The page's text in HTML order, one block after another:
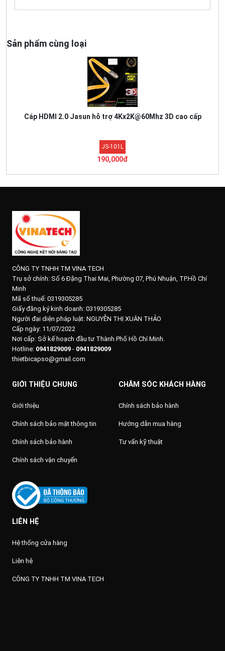
Sản phẩm cùng loại
Cáp HDMI 2.0 Jasun hỗ trợ 4Kx2K@60Mhz 3D cao cấp
JS-101L
190,000đ
CÔNG TY TNHH TM VINA TECH
Trụ sở chính: Số 6 Đặng Thai Mai, Phường 07, Phú Nhuận, TP.Hồ Chí
Minh
Mã số thuế: 0319305285
Giấy đăng ký kinh doanh: 0319305285
Người đại diện pháp luật: NGUYỄN THỊ XUÂN THẢO
Cấp ngày: 11/07/2022
Nơi cấp: Sở kế hoạch đầu tư Thành Phố Hồ Chí Minh.
Hotline: 0941829009 - 0941829009
thietbicapso@gmail.com
GIỚI THIỆU CHUNG
Giới thiệu
Chính sách bảo mật thông tin
Chính sách bảo hành
Chính sách vận chuyển
CHĂM SÓC KHÁCH HÀNG
Chính sách bảo hành
Hướng dẫn mua hàng
Tư vấn kỹ thuật
LIÊN HỆ
Hệ thống cửa hàng
Liên hệ
CÔNG TY TNHH TM VINA TECH